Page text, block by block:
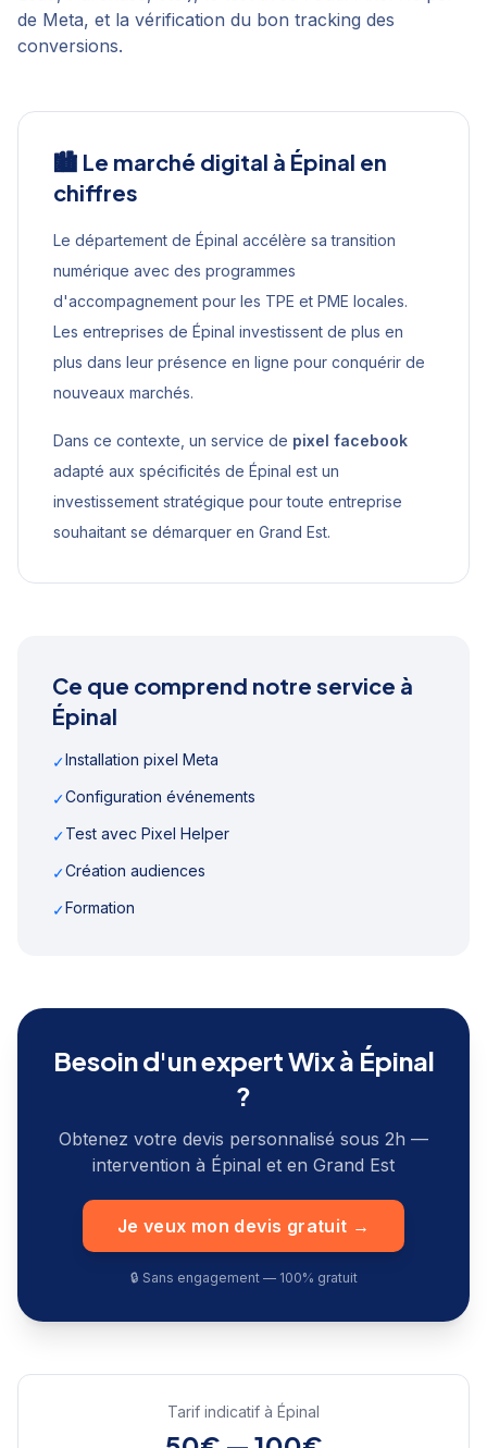
de Meta, et la vérification du bon tracking des
conversions.
🏙️ Le marché digital à Épinal en
chiffres
Le département de Épinal accélère sa transition
numérique avec des programmes
d'accompagnement pour les TPE et PME locales.
Les entreprises de Épinal investissent de plus en
plus dans leur présence en ligne pour conquérir de
nouveaux marchés.
Dans ce contexte, un service de pixel facebook
adapté aux spécificités de Épinal est un
investissement stratégique pour toute entreprise
souhaitant se démarquer en Grand Est.
Ce que comprend notre service à
Épinal
✓Installation pixel Meta
✓Configuration événements
✓Test avec Pixel Helper
✓Création audiences
✓Formation
Besoin d'un expert Wix à Épinal
?
Obtenez votre devis personnalisé sous 2h —
intervention à Épinal et en Grand Est
Je veux mon devis gratuit →
🔒 Sans engagement — 100% gratuit
Tarif indicatif à Épinal